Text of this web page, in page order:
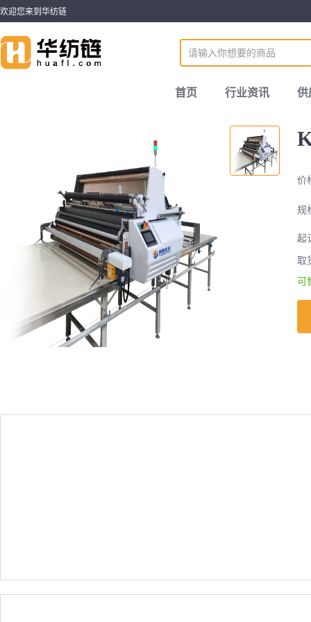
欢迎您来到华纺链
首页 行业资讯 供
价
规
起
取
可